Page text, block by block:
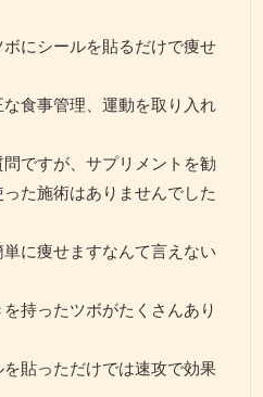
にシールを貼るだけで痩せ
食事管理、運動を取り入れ
ですが、サプリメントを勧
た施術はありませんでした
に痩せますなんて言えない
持ったツボがたくさんあり
貼っただけでは速攻で効果